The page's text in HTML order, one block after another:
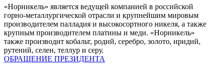
«Норникель» является ведущей компанией в российской
горно-металлургической отрасли и крупнейшим мировым
производителем палладия и высокосортного никеля, а также
крупным производителем платины и меди. «Норникель»
также производит кобальт, родий, серебро, золото, иридий,
рутений, селен, теллур и серу.
ОБРАЩЕНИЕ ПРЕЗИДЕНТА